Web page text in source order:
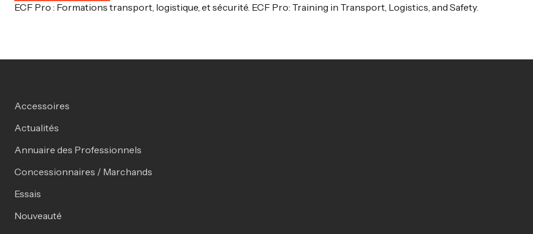
ECF Pro : Formations transport, logistique, et sécurité. ECF Pro: Training in Transport, Logistics, and Safety.
Accessoires
Actualités
Annuaire des Professionnels
Concessionnaires / Marchands
Essais
Nouveauté